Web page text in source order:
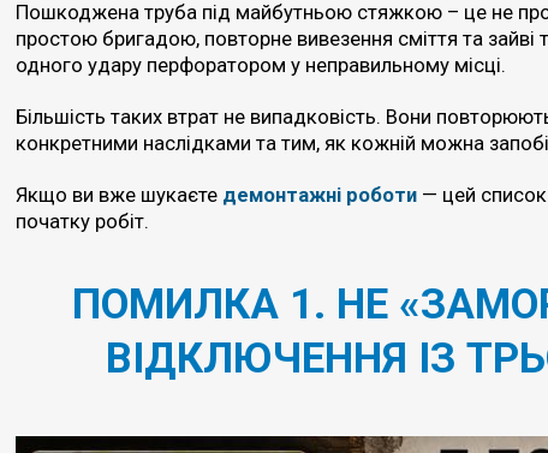
Пошкоджена труба під майбутньою стяжкою – це не
простою бригадою, повторне вивезення сміття та
одного удару перфоратором у неправильному місці.
Більшість таких втрат не випадковість. Вони
конкретними наслідками та тим, як кожній можна
Якщо ви вже шукаєте демонтажні роботи — цей
початку робіт.
ПОМИЛКА 1. НЕ
ВІДКЛЮЧЕННЯ ІЗ